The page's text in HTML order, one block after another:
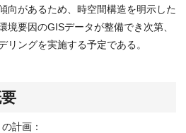
向があるため、時空間構造を明示した
境要因のGISデータが整備でき次第、
リングを実施する予定である。
計画：